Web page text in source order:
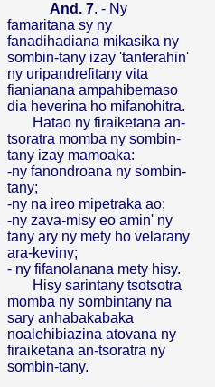
And.7. - Ny
famaritana sy ny
fanadihadiana mikasika ny
sombin-tany izay'tanterahin'
ny uripandrefitanyvita
fianianana ampahibemaso
dia heverina ho mifanohitra.
Hatao ny firaiketana an-
tsoratra momba ny sombin-
tany izay mamoaka:
-ny fanondroana ny sombin-
tany;
-nyna ireo mipetraka ao;
-ny zava-misy eo amin' ny
tany ary ny metyho velarany
ara-keviny;
- ny fifanolanana mety hisy.
Hisy sarintany tsotsotra
momba ny sombintany na
sary an­habakabaka
noalehibiazina atovana ny
firaiketana an-tsoratra ny
sombin-tany.